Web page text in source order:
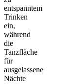
entspanntem
Trinken
ein,
während
die
Tanzfläche
für
ausgelassene
Nächte